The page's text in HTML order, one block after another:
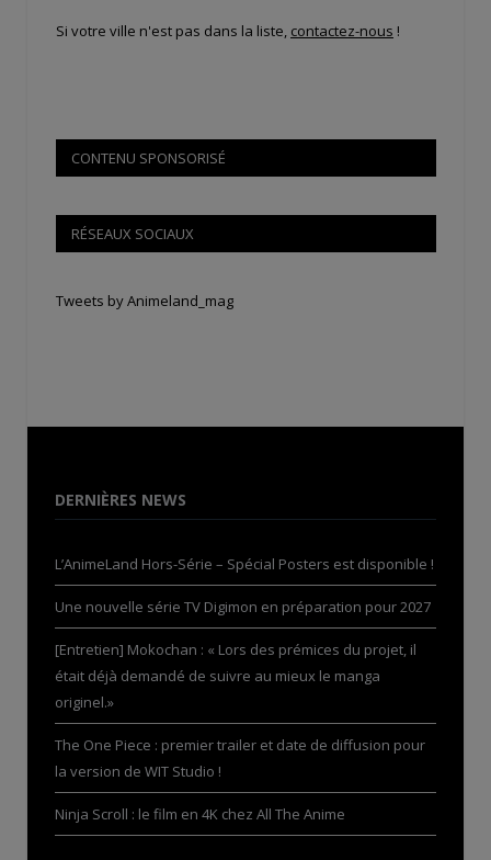
Si votre ville n'est pas dans la liste, contactez-nous !
CONTENU SPONSORISÉ
RÉSEAUX SOCIAUX
Tweets by Animeland_mag
DERNIÈRES NEWS
L’AnimeLand Hors-Série – Spécial Posters est disponible !
Une nouvelle série TV Digimon en préparation pour 2027
[Entretien] Mokochan : « Lors des prémices du projet, il
était déjà demandé de suivre au mieux le manga
originel.»
The One Piece : premier trailer et date de diffusion pour
la version de WIT Studio !
Ninja Scroll : le film en 4K chez All The Anime